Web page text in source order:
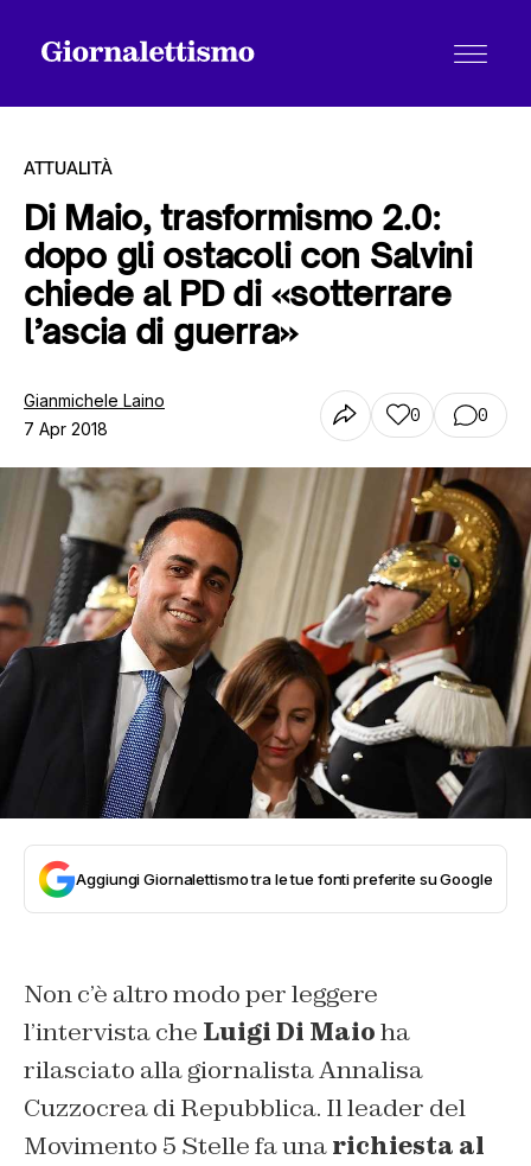
Tutti gli articoli
Contatti
ATTUALITÀ
Di Maio, trasformismo 2.0:
dopo gli ostacoli con Salvini
chiede al PD di «sotterrare
l’ascia di guerra»
Gianmichele Laino
7 Apr 2018
0 0
Aggiungi Giornalettismo tra le tue fonti preferite su Google
Non c’è altro modo per leggere
l’intervista che Luigi Di Maioha
rilasciato alla giornalista Annalisa
Cuzzocrea di Repubblica. Il leader del
Movimento 5 Stelle fa unarichiesta al